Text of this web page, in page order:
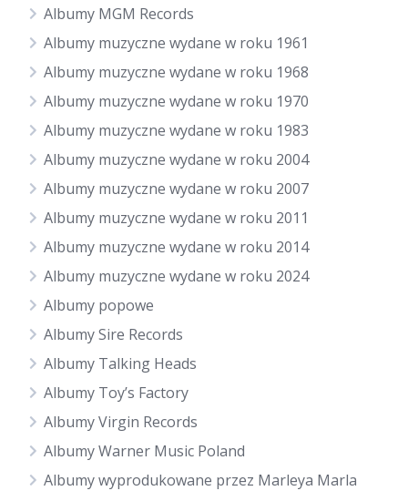
Albumy MGM Records
Albumy muzyczne wydane w roku 1961
Albumy muzyczne wydane w roku 1968
Albumy muzyczne wydane w roku 1970
Albumy muzyczne wydane w roku 1983
Albumy muzyczne wydane w roku 2004
Albumy muzyczne wydane w roku 2007
Albumy muzyczne wydane w roku 2011
Albumy muzyczne wydane w roku 2014
Albumy muzyczne wydane w roku 2024
Albumy popowe
Albumy Sire Records
Albumy Talking Heads
Albumy Toy’s Factory
Albumy Virgin Records
Albumy Warner Music Poland
Albumy wyprodukowane przez Marleya Marla